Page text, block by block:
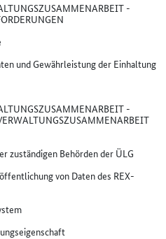
-
und Gewährleistung der Einhaltung
-
zuständigen Behörden der ÜLG
von Daten des REX-